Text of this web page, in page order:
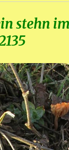
stehn im